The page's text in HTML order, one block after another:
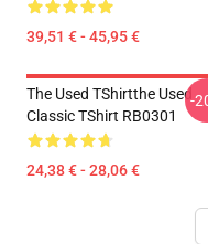
39,51 € - 45,95 €
The Used TShirtthe Used
Classic TShirt RB0301
24,38 € - 28,06 €
-